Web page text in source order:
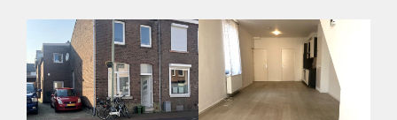
restaurantjes aanwezig. Maastricht centrum is 10 minuten met
de fiets.
Huurgegevens:
- De maandhuur excl. GWE bedraagt € 750,- per maand
- Waarborgsom € 750,-